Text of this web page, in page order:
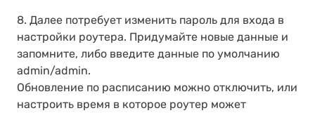
8. Далее потребует изменить пароль для входа в
настройки роутера. Придумайте новые данные и
запомните, либо введите данные по умолчанию
admin/admin.
Обновление по расписанию можно отключить, или
настроить время в которое роутер может